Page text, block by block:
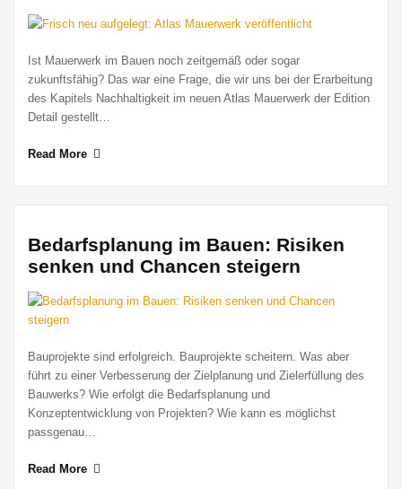
Ist Mauerwerk im Bauen noch zeitgemäß oder sogar
zukunftsfähig? Das war eine Frage, die wir uns bei der Erarbeitung
des Kapitels Nachhaltigkeit im neuen Atlas Mauerwerk der Edition
Detail gestellt…
Read More
Bedarfsplanung im Bauen: Risiken
senken und Chancen steigern
Bauprojekte sind erfolgreich. Bauprojekte scheitern. Was aber
führt zu einer Verbesserung der Zielplanung und Zielerfüllung des
Bauwerks? Wie erfolgt die Bedarfsplanung und
Konzeptentwicklung von Projekten? Wie kann es möglichst
passgenau…
Read More